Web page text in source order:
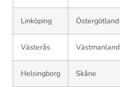
Linköping Östergötland
Västerås Västmanland
Helsingborg Skåne